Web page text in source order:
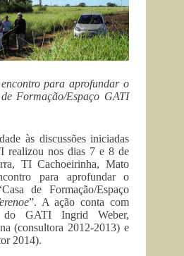
para aprofundar o
Formação/Espaço GATI
às discussões iniciadas
realizou nos dias 7 e 8 de
TI Cachoeirinha, Mato
para aprofundar o
de Formação/Espaço
”. A ação conta com
do GATI Ingrid Weber,
(consultora 2012-2013) e
2014).